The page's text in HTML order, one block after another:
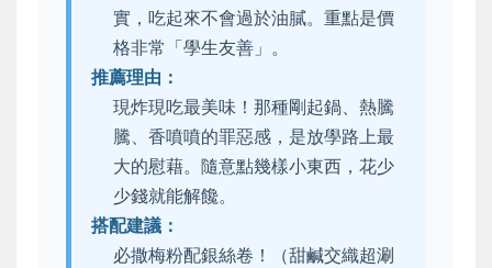
實，吃起來不會過於油膩。重點是價
格非常「學生友善」。
推薦理由：
現炸現吃最美味！那種剛起鍋、熱騰
騰、香噴噴的罪惡感，是放學路上最
大的慰藉。隨意點幾樣小東西，花少
少錢就能解饞。
搭配建議：
必撒梅粉配銀絲卷！（甜鹹交織超涮